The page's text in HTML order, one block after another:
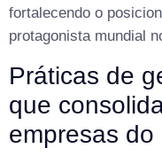
fortalecendo o
protagonista mundial
Práticas de
que
empresas